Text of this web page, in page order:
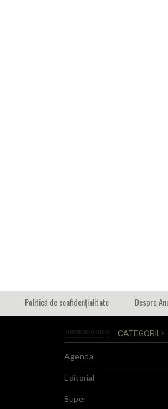
Politică de confidențialitate Despre
CATEGORII +
Agenda
Editorial
Super